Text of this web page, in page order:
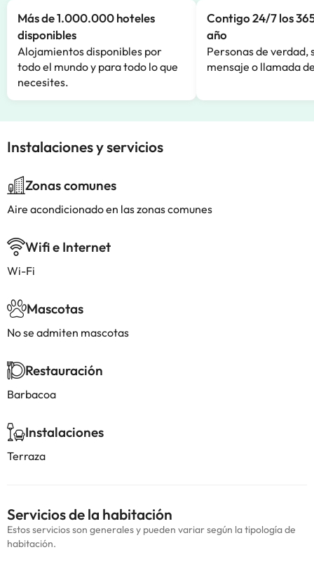
Más de 1.000.000 hoteles
disponibles
Alojamientos disponibles por
todo el mundo y para todo lo que
necesites.
Contigo 24/7 los
año
Personas de verdad,
mensaje o llamada
Instalaciones y servicios
Zonas comunes
Aire acondicionado en las zonas comunes
Wifi e Internet
Wi-Fi
Mascotas
No se admiten mascotas
Restauración
Barbacoa
Instalaciones
Terraza
Servicios de la habitación
Estos servicios son generales y pueden variar según la tipología de
habitación.